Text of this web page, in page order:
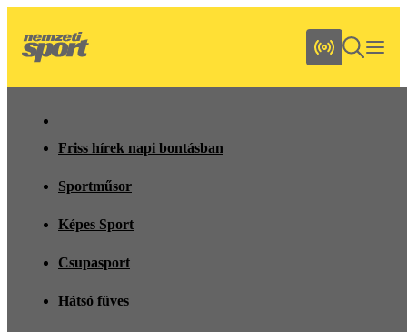
Friss hírek napi bontásban
Sportműsor
Képes Sport
Csupasport
Hátsó füves